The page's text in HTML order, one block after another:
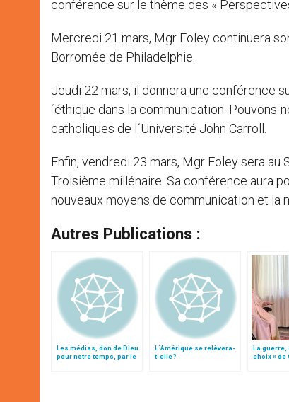
conférence sur le thème des «
Mercredi 21 mars, Mgr Foley continuera
Borromée de Philadelphie.
Jeudi 22 mars, il donnera une conférence
´éthique dans la communication. Pouvons-
catholiques de l´Université John Carroll.
Enfin, vendredi 23 mars, Mgr Foley sera
Troisième millénaire. Sa conférence aura
nouveaux moyens de communication et la
Autres Publications :
Les médias, don de Dieu
pour notre temps, par le
L´Amérique se relèvera-
t-elle?
La guerre,
choix « de